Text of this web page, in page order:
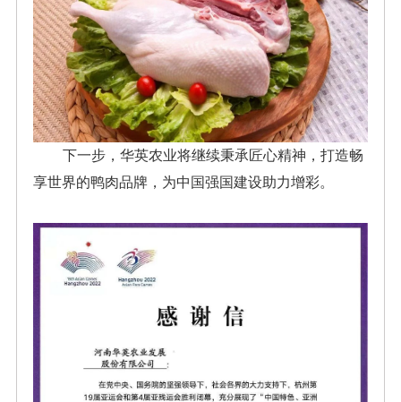
下一步，华英农业将继续秉承匠心精神，打造畅
享世界的鸭肉品牌，为中国强国建设助力增彩。